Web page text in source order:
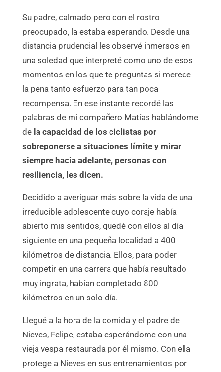
Su padre, calmado pero con el rostro
preocupado, la estaba esperando. Desde una
distancia prudencial les observé inmersos en
una soledad que interpreté como uno de esos
momentos en los que te preguntas si merece
la pena tanto esfuerzo para tan poca
recompensa. En ese instante recordé las
palabras de mi compañero Matías hablándome
de la capacidad de los ciclistas por
sobreponerse a situaciones límite y mirar
siempre hacia adelante, personas con
resiliencia, les dicen.
Decidido a averiguar más sobre la vida de una
irreducible adolescente cuyo coraje había
abierto mis sentidos, quedé con ellos al día
siguiente en una pequeña localidad a 400
kilómetros de distancia. Ellos, para poder
competir en una carrera que había resultado
muy ingrata, habían completado 800
kilómetros en un solo día.
Llegué a la hora de la comida y el padre de
Nieves, Felipe, estaba esperándome con una
vieja vespa restaurada por él mismo. Con ella
protege a Nieves en sus entrenamientos por